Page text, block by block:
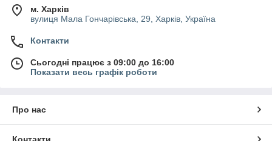
м. Харків
вулиця Мала Гончарівська, 29, Харків, Україна
Контакти
Сьогодні працює з 09:00 до 16:00
Показати весь графік роботи
Про нас